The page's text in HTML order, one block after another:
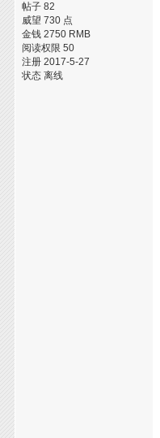
帖子 82
威望 730 点
金钱 2750 RMB
阅读权限 50
注册 2017-5-27
状态 离线